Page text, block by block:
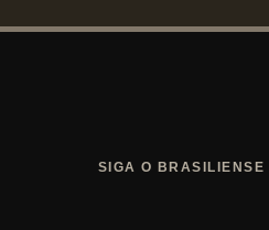
c
SIGA O BRASILIENSE